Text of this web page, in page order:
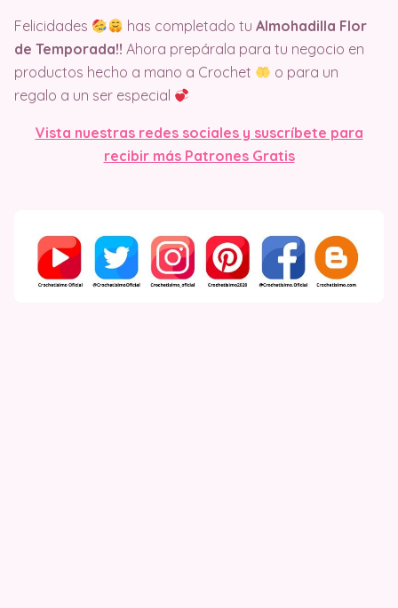
Felicidades has completado tuAlmohadilla Flor
de Temporada!! Ahora prepárala para tu negocio en
productos hecho a mano a Crochet
o para un
regalo a un ser especial
Vista nuestras redes sociales y suscríbete para
recibir más Patrones Gratis